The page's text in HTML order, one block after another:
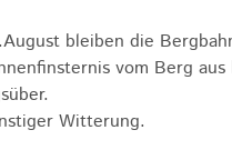
bleiben die
vom Berg
Witterung.